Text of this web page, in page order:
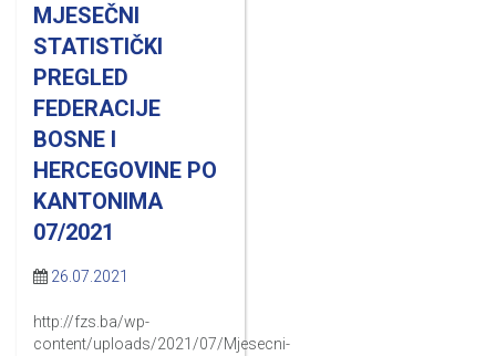
MJESEČNI
STATISTIČKI
PREGLED
FEDERACIJE
BOSNE I
HERCEGOVINE PO
KANTONIMA
07/2021
26.07.2021
http://fzs.ba/wp-
content/uploads/2021/07/Mjesecni-